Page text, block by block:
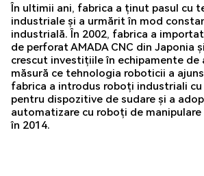
În ultimii ani, fabrica a ținut pasul cu
industriale și a urmărit în mod
industrială. În 2002, fabrica a
de perforat AMADA CNC din Japonia
crescut investițiile în echipamente de
măsură ce tehnologia roboticii a
fabrica a introdus roboți industriali
pentru dispozitive de sudare și a
automatizare cu roboți de
în 2014.